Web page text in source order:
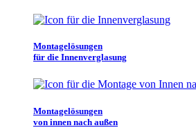
Montagelösungen
für die Innenverglasung
Montagelösungen
von innen nach außen